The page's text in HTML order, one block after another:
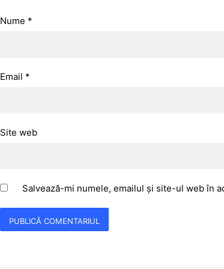
Nume *
Email *
Site web
Salvează-mi numele, emailul și site-ul web în